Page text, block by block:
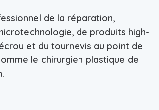
de la réparation,
de produits high-
et du tournevis au point de
le chirurgien plastique de